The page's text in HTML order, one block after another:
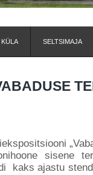
KÜLA SELTSIMAJA
sisene
kaks ajastu